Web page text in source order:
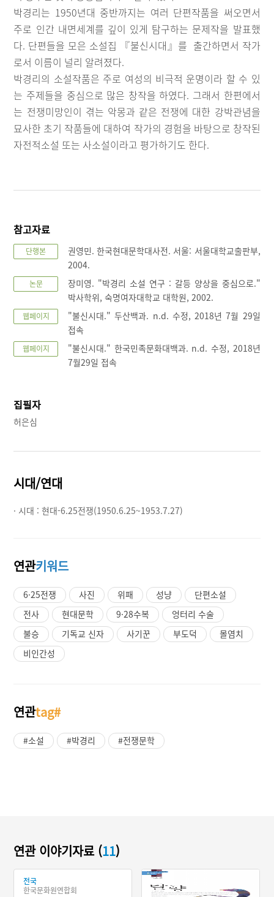
박경리는 1950년대 중반까지는 여러 단편작품을 써오면서
주로 인간 내면세계를 깊이 있게 탐구하는 문제작을 발표했
다. 단편들을 모은 소설집 『불신시대』를 출간하면서 작가
로서 이름이 널리 알려졌다.
박경리의 소설작품은 주로 여성의 비극적 운명이라 할 수 있
는 주제들을 중심으로 많은 창작을 하였다. 그래서 한편에서
는 전쟁미망인이 겪는 악몽과 같은 전쟁에 대한 강박관념을
묘사한 초기 작품들에 대하여 작가의 경험을 바탕으로 창작된
자전적소설 또는 사소설이라고 평가하기도 한다.
참고자료
단행본
권영민. 한국현대문학대사전. 서울: 서울대학교출판부,
2004.
논문
장미영. "박경리 소설 연구 : 갈등 양상을 중심으로."
박사학위, 숙명여자대학교 대학원, 2002.
웹페이지
"불신시대." 두산백과. n.d. 수정, 2018년 7월 29일
접속
웹페이지
"불신시대." 한국민족문화대백과. n.d. 수정, 2018년
7월29일 접속
집필자
허은심
시대/연대
· 시대 :현대-6.25전쟁(1950.6.25~1953.7.27)
연관키워드
6·25전쟁 사진 위패 성냥
단편소설
전사
현대문학 9·28수복
엉터리 수술
불승
기독교 신자 사기꾼 부도덕
몰염치
비인간성
연관tag#
#소설 #박경리 #전쟁문학
연관 이야기자료 (11)
전국
한국문화원연합회